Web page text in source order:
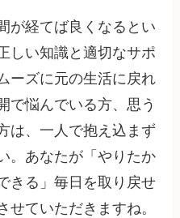
が経てば良くなるとい
しい知識と適切なサポ
ーズに元の生活に戻れ
で悩んでいる方、思う
は、一人で抱え込まず
。あなたが「やりたか
きる」毎日を取り戻せ
せていただきますね。